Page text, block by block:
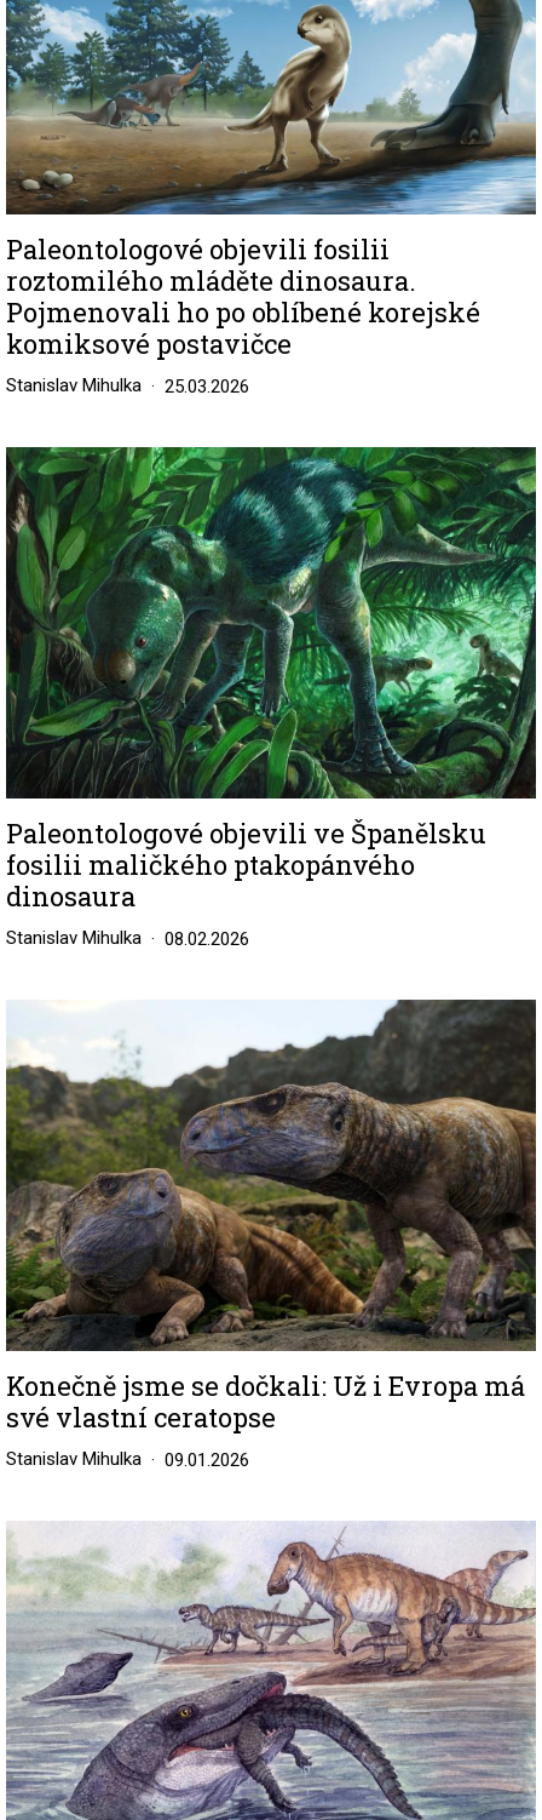
Paleontologové objevili fosilii
roztomilého mláděte dinosaura.
Pojmenovali ho po oblíbené korejské
komiksové postavičce
Stanislav Mihulka 25.03.2026
Image
Paleontologové objevili ve Španělsku
fosilii maličkého ptakopánvého
dinosaura
Stanislav Mihulka 08.02.2026
Image
Konečně jsme se dočkali: Už i Evropa má
své vlastní ceratopse
Stanislav Mihulka 09.01.2026
Image